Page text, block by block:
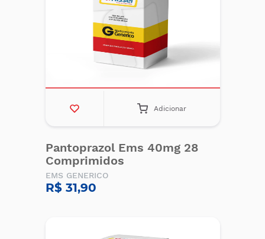
Adicionar
Pantoprazol Ems 40mg 28
Comprimidos
EMS GENERICO
R$ 31,90